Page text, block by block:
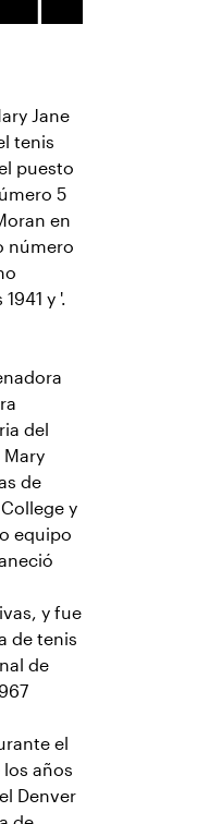
Jane
tenis
puesto
5
en
número
y '.
del
de
y
equipo
y fue
de tenis
de
el
años
Denver